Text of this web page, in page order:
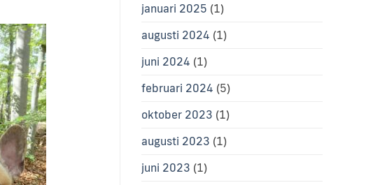
januari 2025 (1)
augusti 2024 (1)
juni 2024 (1)
februari 2024 (5)
oktober 2023 (1)
augusti 2023 (1)
juni 2023 (1)